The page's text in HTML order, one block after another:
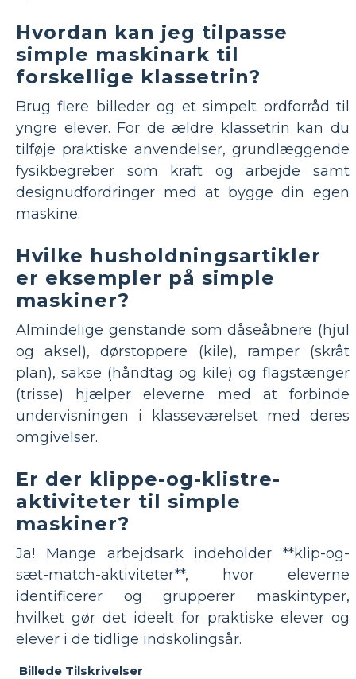
Hvordan kan jeg tilpasse
simple maskinark til
forskellige klassetrin?
Brug flere billeder og et simpelt ordforråd til
yngre elever. For de ældre klassetrin kan du
tilføje praktiske anvendelser, grundlæggende
fysikbegreber som kraft og arbejde samt
designudfordringer med at bygge din egen
maskine.
Hvilke husholdningsartikler
er eksempler på simple
maskiner?
Almindelige genstande som dåseåbnere (hjul
og aksel), dørstoppere (kile), ramper (skråt
plan), sakse (håndtag og kile) og flagstænger
(trisse) hjælper eleverne med at forbinde
undervisningen i klasseværelset med deres
omgivelser.
Er der klippe-og-klistre-
aktiviteter til simple
maskiner?
Ja! Mange arbejdsark indeholder **klip-og-
sæt-match-aktiviteter**, hvor eleverne
identificerer og grupperer maskintyper,
hvilket gør det ideelt for praktiske elever og
elever i de tidlige indskolingsår.
Billede Tilskrivelser